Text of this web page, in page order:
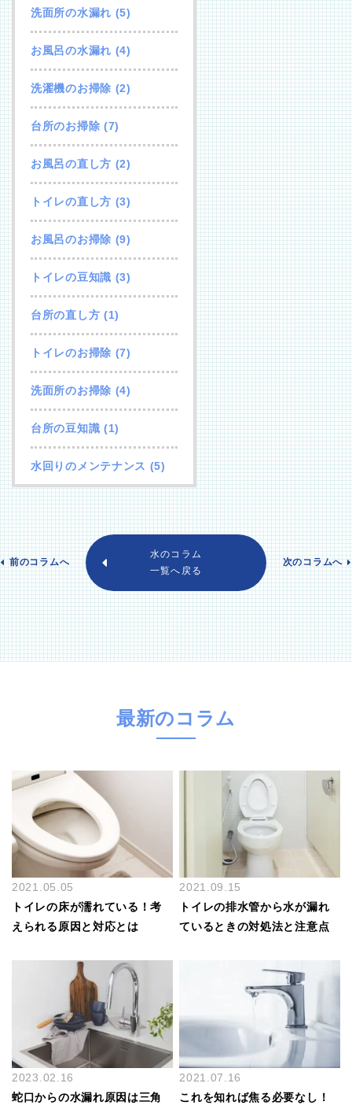
洗面所の水漏れ (5)
お風呂の水漏れ (4)
洗濯機のお掃除 (2)
台所のお掃除 (7)
お風呂の直し方 (2)
トイレの直し方 (3)
お風呂のお掃除 (9)
トイレの豆知識 (3)
台所の直し方 (1)
トイレのお掃除 (7)
洗面所のお掃除 (4)
台所の豆知識 (1)
水回りのメンテナンス (5)
前のコラムへ
水のコラム
一覧へ戻る
次のコラムへ
最新のコラム
2021.05.05
トイレの床が濡れている！考
えられる原因と対応とは
2021.09.15
トイレの排水管から水が漏れ
ているときの対処法と注意点
2023.02.16
蛇口からの水漏れ原因は三角
2021.07.16
これを知れば焦る必要なし！